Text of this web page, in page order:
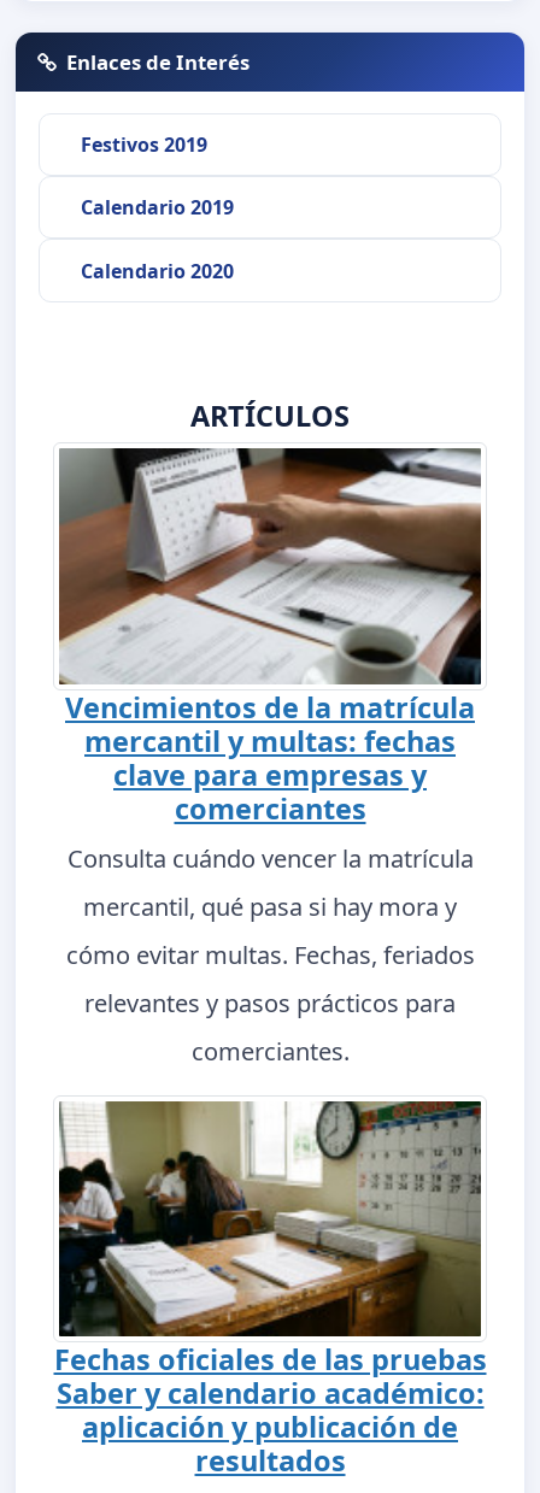
Enlaces de Interés
Festivos 2019
Calendario 2019
Calendario 2020
ARTÍCULOS
Vencimientos de la matrícula
mercantil y multas: fechas
clave para empresas y
comerciantes
Consulta cuándo vencer la matrícula
mercantil, qué pasa si hay mora y
cómo evitar multas. Fechas, feriados
relevantes y pasos prácticos para
comerciantes.
Fechas oficiales de las pruebas
Saber y calendario académico:
aplicación y publicación de
resultados